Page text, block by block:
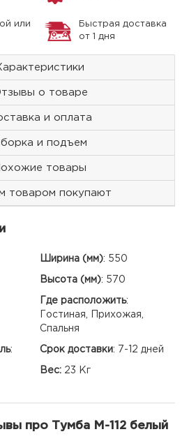
или
Быстрая доставка
от 1 дня
о товаре
и оплата
и подъем
товары
товаром покупают
Ширина (мм): 550
Высота (мм): 570
Где расположить:
Гостиная, Прихожая,
Спальня
:
Срок доставки: 7-12 дней
Вес: 23 Кг
про Тумба М-112 белый